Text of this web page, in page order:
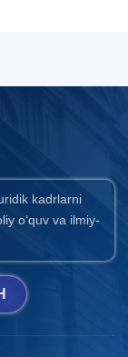
kadrlarni
o‘quv va ilmiy-